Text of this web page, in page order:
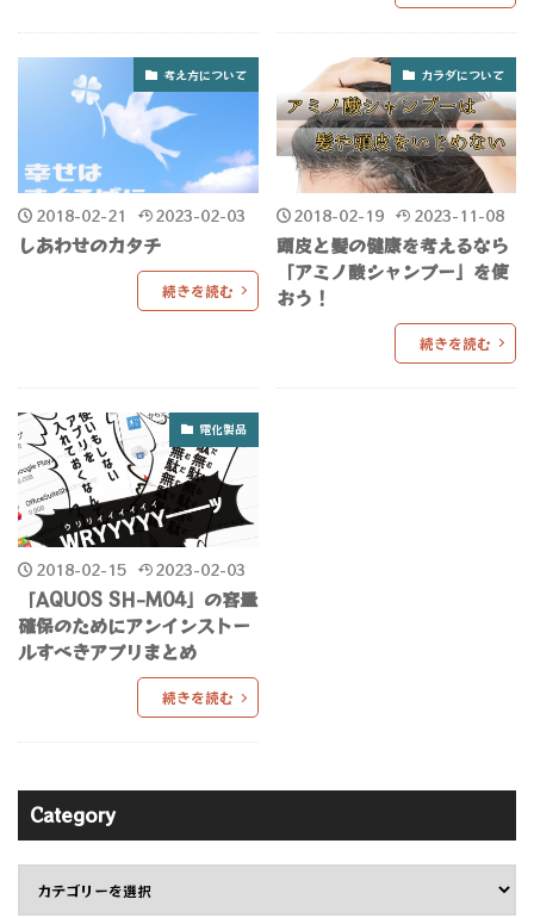
考え方について
2018-02-21 2023-02-03
しあわせのカタチ
続きを読む
カラダについて
2018-02-19 2023-11-08
頭皮と髪の健康を考えるなら
「アミノ酸シャンプー」を使
おう！
続きを読む
電化製品
2018-02-15 2023-02-03
「AQUOS SH-M04」の容量
確保のためにアンインストー
ルすべきアプリまとめ
続きを読む
Category